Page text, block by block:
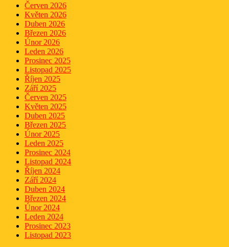
Červen 2026
Květen 2026
Duben 2026
Březen 2026
Únor 2026
Leden 2026
Prosinec 2025
Listopad 2025
Říjen 2025
Září 2025
Červen 2025
Květen 2025
Duben 2025
Březen 2025
Únor 2025
Leden 2025
Prosinec 2024
Listopad 2024
Říjen 2024
Září 2024
Duben 2024
Březen 2024
Únor 2024
Leden 2024
Prosinec 2023
Listopad 2023